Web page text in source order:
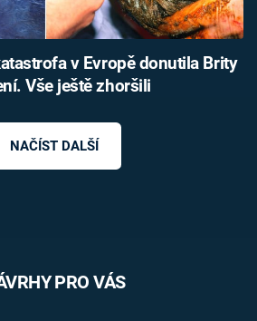
v Evropě donutila Brity
Vše ještě zhoršili
NAČÍST DALŠÍ
PRO VÁS